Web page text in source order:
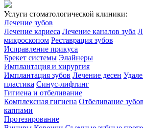
Услуги стоматологической клиники:
Лечение зубов
Лечение кариеса Лечение каналов зуба
микроскопом Реставрация зубов
Исправление прикуса
Брекет системы Элайнеры
Имплантация и хирургия
Имплантация зубов Лечение десен
пластика Синус-лифтинг
Гигиена и отбеливание
Комплексная гигиена Отбеливание зубов
каппами
Протезирование